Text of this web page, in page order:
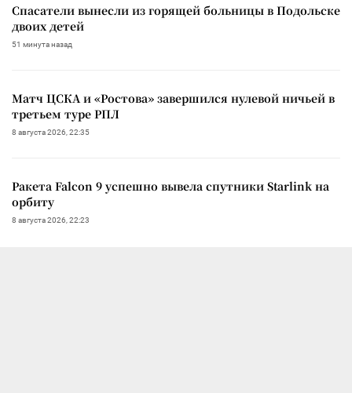
Спасатели вынесли из горящей больницы в Подольске
двоих детей
51 минута назад
Матч ЦСКА и «Ростова» завершился нулевой ничьей в
третьем туре РПЛ
8 августа 2026, 22:35
Ракета Falcon 9 успешно вывела спутники Starlink на
орбиту
8 августа 2026, 22:23